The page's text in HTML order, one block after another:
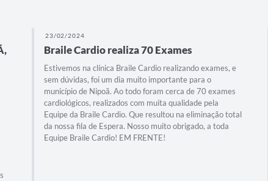
23/02/2024
Braile Cardio realiza 70 Exames
Estivemos na clínica Braile Cardio realizando exames, e
sem dúvidas, foi um dia muito importante para o
município de Nipoã. Ao todo foram cerca de 70 exames
cardiológicos, realizados com muita qualidade pela
Equipe da Braile Cardio. Que resultou na eliminação total
da nossa fila de Espera. Nosso muito obrigado, a toda
Equipe Braile Cardio! EM FRENTE!